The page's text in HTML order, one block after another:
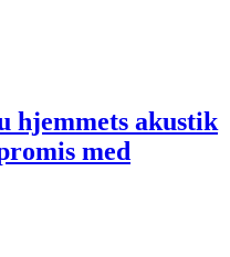
hjemmets akustik
med